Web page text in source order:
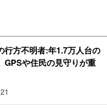
行方不明者:年1.7万人台の
GPSや住民の見守りが重